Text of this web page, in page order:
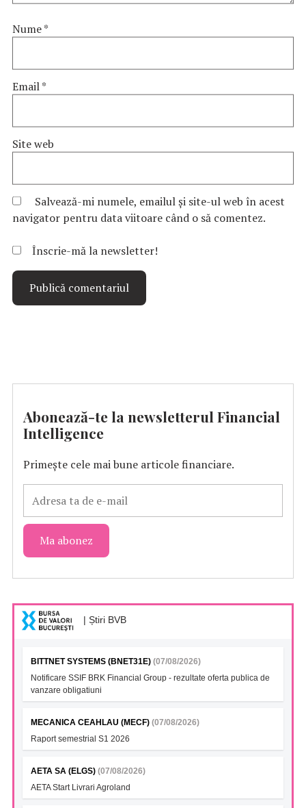
Nume*
Email*
Site web
Salvează-mi numele, emailul și site-ul web în acest
navigator pentru data viitoare când o să comentez.
Înscrie-mă la newsletter!
Abonează-te la newsletterul Financial
Intelligence
Primește cele mai bune articole financiare.
| Știri BVB
BITTNET SYSTEMS (BNET31E) (07/08/2026)
Notificare SSIF BRK Financial Group - rezultate oferta publica de
vanzare obligatiuni
MECANICA CEAHLAU (MECF) (07/08/2026)
Raport semestrial S1 2026
AETA SA (ELGS) (07/08/2026)
AETA Start Livrari Agroland